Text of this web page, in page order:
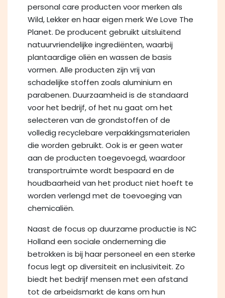
personal care producten voor merken als
Wild, Lekker en haar eigen merk We Love The
Planet. De producent gebruikt uitsluitend
natuurvriendelijke ingrediënten, waarbij
plantaardige oliën en wassen de basis
vormen. Alle producten zijn vrij van
schadelijke stoffen zoals aluminium en
parabenen. Duurzaamheid is de standaard
voor het bedrijf, of het nu gaat om het
selecteren van de grondstoffen of de
volledig recyclebare verpakkingsmaterialen
die worden gebruikt. Ook is er geen water
aan de producten toegevoegd, waardoor
transportruimte wordt bespaard en de
houdbaarheid van het product niet hoeft te
worden verlengd met de toevoeging van
chemicaliën.
Naast de focus op duurzame productie is NC
Holland een sociale onderneming die
betrokken is bij haar personeel en een sterke
focus legt op diversiteit en inclusiviteit. Zo
biedt het bedrijf mensen met een afstand
tot de arbeidsmarkt de kans om hun